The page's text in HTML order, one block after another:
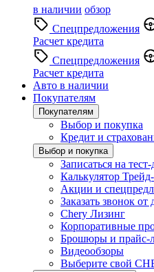
в наличии обзор
Спецпредложения
Расчет кредита
Спецпредложения
Расчет кредита
Авто в наличии
Покупателям
Покупателям
Выбор и покупка
Кредит и
Выбор и покупка
Записаться на
Калькулятор
Акции и
Заказать звонок от
Chery Лизинг
Корпоративные
Брошюры и прайс-
Видеообзоры
Выберите свой